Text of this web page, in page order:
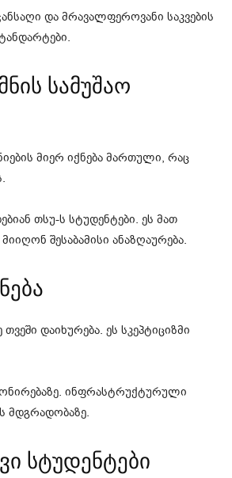
და მრავალფეროვანი საკვების
სამუშაო
მიერ იქნება მართული, რაც
თსუ-ს სტუდენტები. ეს მათ
შესაბამისი ანაზღაურება.
დაიხურება. ეს სკეპტიციზმი
ინფრასტრუქტურული
მდგრადობაზე.
სტუდენტები